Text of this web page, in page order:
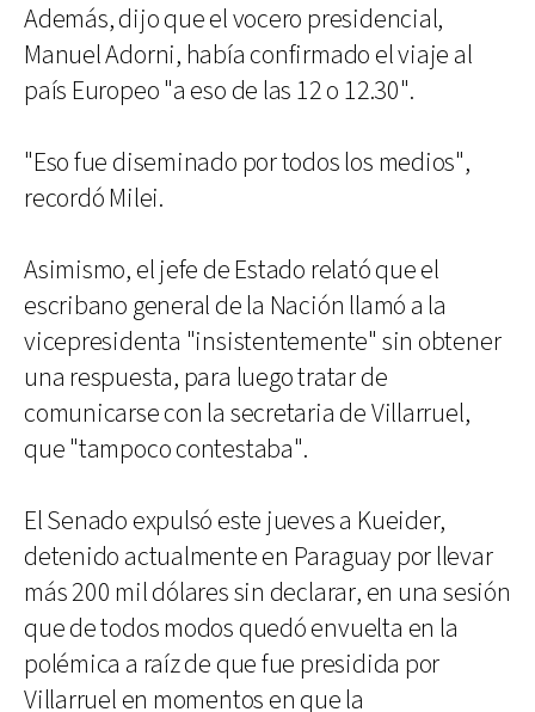
Además, dijo que el vocero presidencial,
Manuel Adorni, había confirmado el viaje al
país Europeo "a eso de las 12 o 12.30".
"Eso fue diseminado por todos los medios",
recordó Milei.
Asimismo, el jefe de Estado relató que el
escribano general de la Nación llamó a la
vicepresidenta "insistentemente" sin obtener
una respuesta, para luego tratar de
comunicarse con la secretaria de Villarruel,
que "tampoco contestaba".
El Senado expulsó este jueves a Kueider,
detenido actualmente en Paraguay por llevar
más 200 mil dólares sin declarar, en una sesión
que de todos modos quedó envuelta en la
polémica a raíz de que fue presidida por
Villarruel en momentos en que la